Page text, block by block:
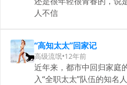
人不信
“高知太太”回家记
高级流氓•12年前
近年来，都市中回归家庭
入“全职太太”队伍的知名